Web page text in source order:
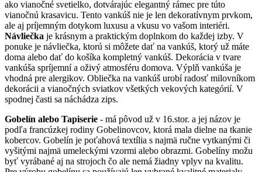
si
môžete
vybrať
na
stránke
produktu.
ako vianočné svetielko, dotvárajúc elegantný rámec pre túto
vianočnú krasavicu. Tento vankúš nie je len dekoratívnym prvkom,
ale aj príjemným dotykom luxusu a vkusu vo vašom interiéri.
Návliečka je krásnym a praktickým doplnkom do každej izby. V
ponuke je návliečka, ktorú si môžete dať na vankúš, ktorý už máte
doma alebo dať do košíka kompletný vankúš. Dekorácia v tvare
vankúša spríjemní a oživý atmosféru domova. Výplň vankúša je
vhodná pre alergikov. Obliečka na vankúš urobí radosť milovníkom
dekorácii a vianočných sviatkov všetkých vekových kategórií. V
spodnej časti sa náchádza zips.
Gobelín alebo Tapiserie - má pôvod už v 16.stor. a jej názov je
podľa francúzkej rodiny Gobelinovcov, ktorá mala dielne na tkanie
kobercov. Gobelín je poťahová textília s najmä ručne vytkanými či
vyšitými najmä umeleckými vzormi alebo obrazmi. Gobelíny možu
byť vyrábané aj na strojoch čo ale nemá žiadny vplyv na kvalitu.